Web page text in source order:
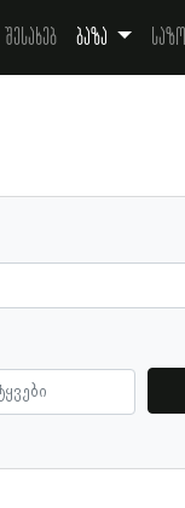
შესახებ ბაზა